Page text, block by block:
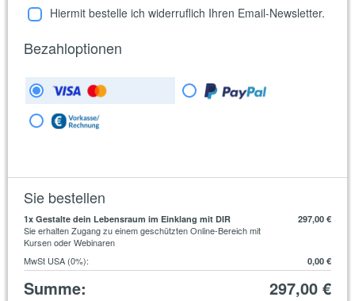
Hiermit bestelle ich widerruflich Ihren Email-Newsletter.
Bezahloptionen
Sie bestellen
1x Gestalte dein Lebensraum im Einklang mit DIR
Sie erhalten Zugang zu einem geschützten Online-Bereich mit
Kursen oder Webinaren
297,00 €
MwSt USA (0%): 0,00 €
Summe: 297,00 €